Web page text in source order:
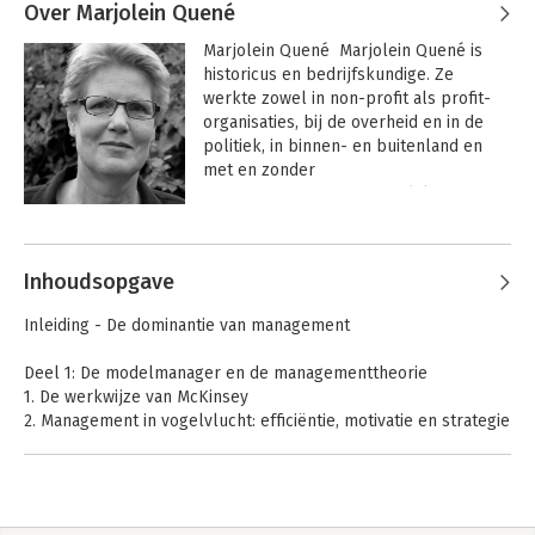
Over Marjolein Quené
Marjolein Quené  Marjolein Quené is
historicus en bedrijfskundige. Ze
werkte zowel in non-profit als profit-
organisaties, bij de overheid en in de
politiek, in binnen- en buitenland en
met en zonder
In al deze functies hield zij zich bezig
vraagstukken: het wereldwijde verdrag
tegen kernproeven, rurale ontwikkeling
in Afrika, technologiebeleid,
begrotingscontrole bij het Europees
Parlement, duurzame energie, zonne-
energie in Afrika, publieke
verantwoording van
overheidsorganisaties in Nederland,
gebruik van it in de relatie tussen
Inhoudsopgave
Inleiding - De dominantie van management
Deel 1: De modelmanager en de managementtheorie
1. De werkwijze van McKinsey
2. Management in vogelvlucht: efficiëntie, motivatie en strategie